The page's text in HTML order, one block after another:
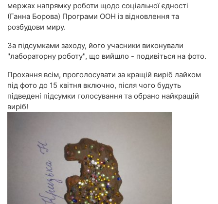
мержах напрямку роботи щодо соціальної єдності
(Ганна Борова) Програми ООН із відновлення та
розбудови миру.
За підсумками заходу, його учасники виконували
"лабораторну роботу", що вийшло - подивіться на фото.
Прохання всім, проголосувати за кращій виріб лайком
під фото до 15 квітня включно, після чого будуть
підведені підсумки голосування та обрано найкращій
виріб!